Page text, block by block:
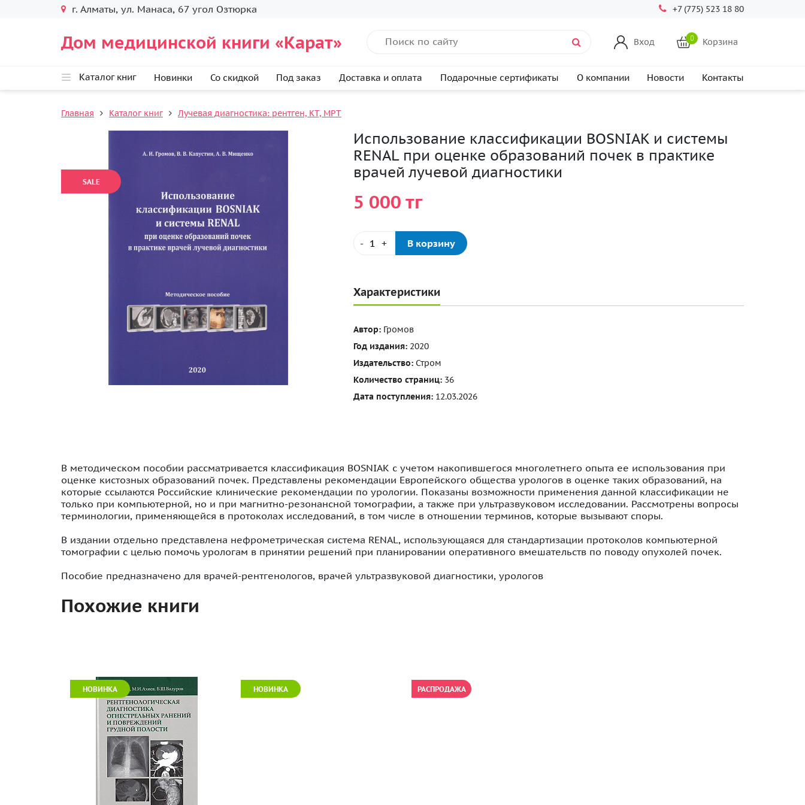
г. Алматы, ул. Манаса, 67 угол Озтюрка +7 (775) 523 18 80
Дом медицинской книги «Карат» Вход 0 Корзина
Каталог книг Новинки Со скидкой Под заказ Доставка и оплата Подарочные сертификаты О компании Новости Контакты
Главная Каталог книг Лучевая диагностика: рентген, КТ, МРТ
SALE
Использование классификации BOSNIAK и системы
RENAL при оценке образований почек в практике
врачей лучевой диагностики
5 000 тг
- + В корзину
Характеристики
Автор:Громов
Год издания:2020
Издательство:Стром
Количество страниц:36
Дата поступления:12.03.2026
В методическом пособии рассматривается классификация BOSNIAK с учетом накопившегося многолетнего опыта ее использования при
оценке кистозных образований почек. Представлены рекомендации Европейского общества урологов в оценке таких образований, на
которые ссылаются Российские клинические рекомендации по урологии. Показаны возможности применения данной классификации не
только при компьютерной, но и при магнитно-резонансной томографии, а также при ультразвуковом исследовании. Рассмотрены вопросы
терминологии, применяющейся в протоколах исследований, в том числе в отношении терминов, которые вызывают споры.
В издании отдельно представлена нефрометрическая система RENAL, использующаяся для стандартизации протоколов компьютерной
томографии с целью помочь урологам в принятии решений при планировании оперативного вмешательств по поводу опухолей почек.
Пособие предназначено для врачей-рентгенологов, врачей ультразвуковой диагностики, урологов
Похожие книги
НОВИНКА РАСПРОДАЖА